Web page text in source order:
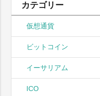
カテゴリー
仮想通貨
ビットコイン
イーサリアム
ICO